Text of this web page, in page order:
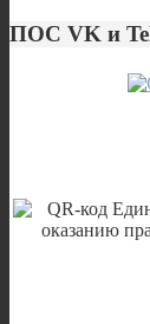
ПОС VK и